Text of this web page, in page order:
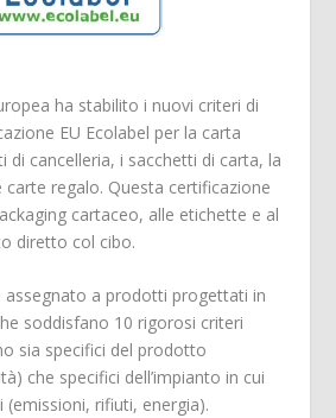
ha stabilito i nuovi criteri di
EU Ecolabel per la carta
di cancelleria, i sacchetti di carta, la
carte regalo. Questa certificazione
cartaceo, alle etichette e al
diretto col cibo.
assegnato a prodotti progettati in
soddisfano 10 rigorosi criteri
sia specifici del prodotto
che specifici dell’impianto in cui
rifiuti, energia).